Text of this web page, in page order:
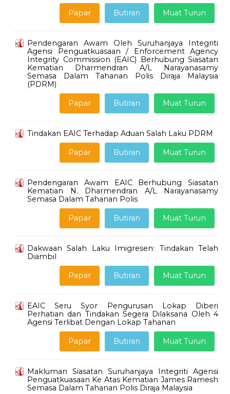
Muat Turun
Butiran
Papar
Pendengaran Awam Oleh Suruhanjaya Integriti
Agensi Penguatkuasaan / Enforcement Agency
Integrity Commission (EAIC) Berhubung Siasatan
Kematian Dharmendran A/L Narayanasamy
Semasa Dalam Tahanan Polis Diraja Malaysia
(PDRM)
Muat Turun
Butiran
Papar
Tindakan EAIC Terhadap Aduan Salah Laku PDRM
Muat Turun
Butiran
Papar
Pendengaran Awam EAIC Berhubung Siasatan
Kematian N. Dharmendran A/L Narayanasamy
Semasa Dalam Tahanan Polis
Muat Turun
Butiran
Papar
Dakwaan Salah Laku Imigresen: Tindakan Telah
Diambil
Muat Turun
Butiran
Papar
EAIC Seru Syor Pengurusan Lokap Diberi
Perhatian dan Tindakan Segera Dilaksana Oleh 4
Agensi Terlibat Dengan Lokap Tahanan
Muat Turun
Butiran
Papar
Makluman Siasatan Suruhanjaya Integriti Agensi
Penguatkuasaan Ke Atas Kematian James Ramesh
Semasa Dalam Tahanan Polis Diraja Malaysia